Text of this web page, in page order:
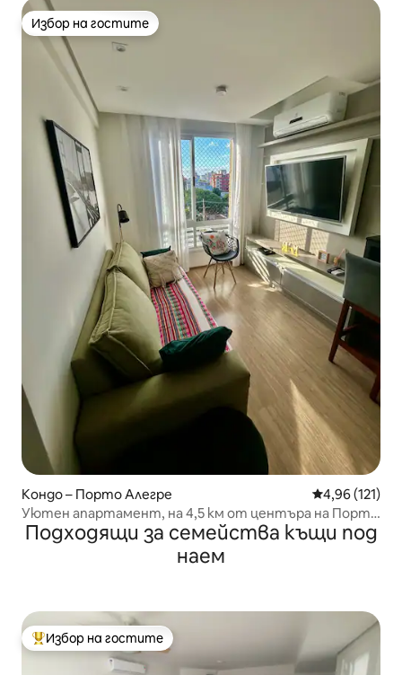
Избор на гостите
Избор на гостите
Кондо – Порто Алегре Средна
4,96 (121)
Уютен апартамент, на 4,5 км от центъра на Порто
Алегре.
Подходящи за семейства къщи под
наем
Най-популярен избор на гостите
Избор на гостите